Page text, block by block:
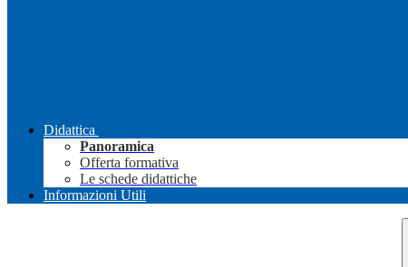
Didattica
Panoramica
Offerta formativa
Le schede didattiche
Informazioni Utili